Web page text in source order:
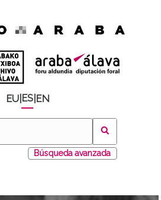
EU ES EN
Búsqueda avanzada